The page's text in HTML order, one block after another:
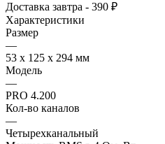
Доставка завтра - 390 ₽
Характеристики
Размер
—
53 х 125 х 294 мм
Модель
—
PRO 4.200
Кол-во каналов
—
Четырехканальный